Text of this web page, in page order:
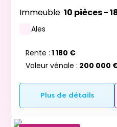
Immeuble 10 pièces -
Ales
Rente : 1 180 €
Valeur vénale : 200 000
Plus de détails